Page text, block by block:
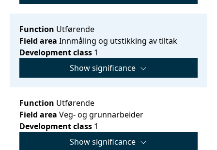
Function Utførende
Field area Innmåling og utstikking av tiltak
Development class 1
Show significance
Function Utførende
Field area Veg- og grunnarbeider
Development class 1
Show significance